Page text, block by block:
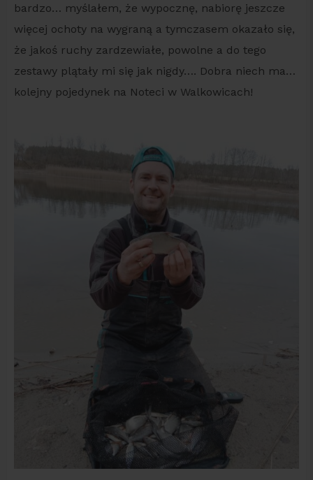
bardzo… myślałem, że wypocznę, nabiorę jeszcze
więcej ochoty na wygraną a tymczasem okazało się,
że jakoś ruchy zardzewiałe, powolne a do tego
zestawy plątały mi się jak nigdy…. Dobra niech ma…
kolejny pojedynek na Noteci w Walkowicach!